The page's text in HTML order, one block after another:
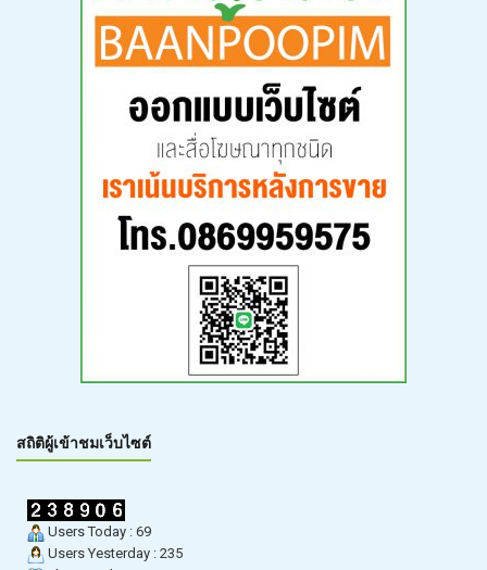
สถิติผู้เข้าชมเว็บไซต์
Users Today : 69
Users Yesterday : 235